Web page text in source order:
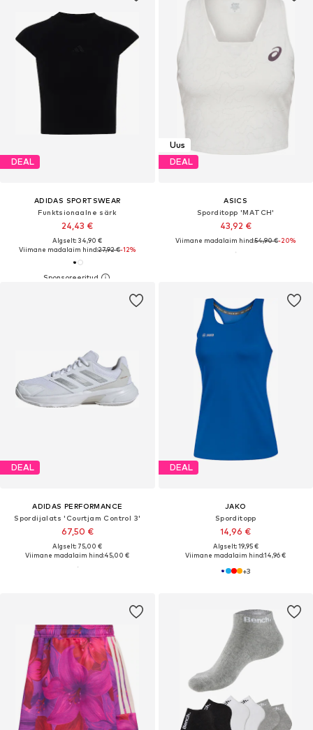
DEAL
ADIDAS SPORTSWEAR
Funktsionaalne särk
24,43 €
Algselt: 34,90 €
Viimane madalaim hind:27,92 €-12%
Uus
DEAL
ASICS
Sporditopp 'MATCH'
43,92 €
Viimane madalaim hind:54,90 €-20%
DEAL
ADIDAS PERFORMANCE
Spordijalats 'Courtjam Control 3'
67,50 €
Algselt: 75,00 €
Viimane madalaim hind:45,00 €
DEAL
JAKO
Sporditopp
14,96 €
Algselt: 19,95 €
Viimane madalaim hind:14,96 €
+3